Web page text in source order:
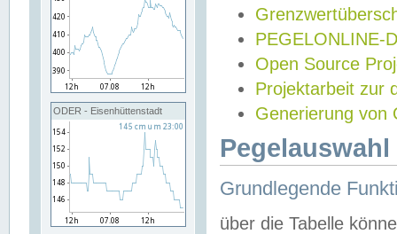
ODER - Eisenhüttenstadt
PEGELONLINE-
Open Source
Projektarbeit zur
Generierung von
Grundlegende
über die Tabelle